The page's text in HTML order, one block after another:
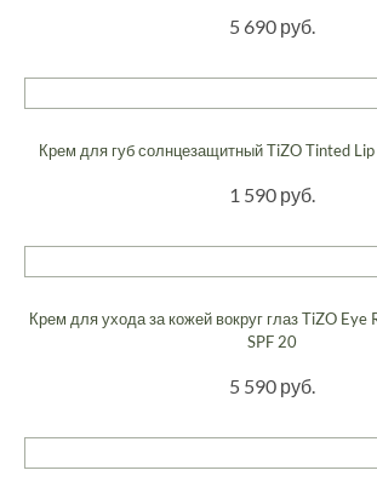
5 690 руб.
Крем для губ солнцезащитный TiZO Tinted
1 590 руб.
Крем для ухода за кожей вокруг глаз TiZO
SPF 20
5 590 руб.